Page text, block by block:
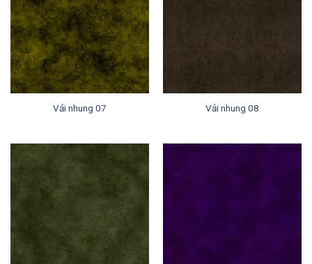
Vải nhung 07 Vải nhung 08